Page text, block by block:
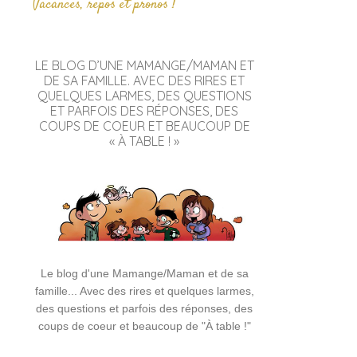
Vacances, repos et pronos !
LE BLOG D’UNE MAMANGE/MAMAN ET
DE SA FAMILLE. AVEC DES RIRES ET
QUELQUES LARMES, DES QUESTIONS
ET PARFOIS DES RÉPONSES, DES
COUPS DE COEUR ET BEAUCOUP DE
« À TABLE ! »
Le blog d'une Mamange/Maman et de sa
famille... Avec des rires et quelques larmes,
des questions et parfois des réponses, des
coups de coeur et beaucoup de "À table !"